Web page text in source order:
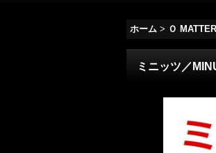
ホーム > Ｏ
ミニッツ／